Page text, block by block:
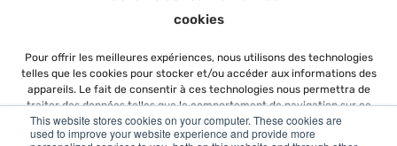
This website stores cookies on your computer. These cookies are
used to improve your website experience and provide more
cookies
Pour offrir les meilleures expériences, nous utilisons des technologies
telles que les cookies pour stocker et/ou accéder aux informations des
appareils. Le fait de consentir à ces technologies nous permettra de
traiter des données telles que le comportement de navigation sur ce
site. Le fait de ne pas consentir ou de retirer son consentement peut
avoir un effet négatif sur certaines caractéristiques et fonctions.
Coordonnées
04 51 08 62 70
2 place de la Bourse
69002 Lyon